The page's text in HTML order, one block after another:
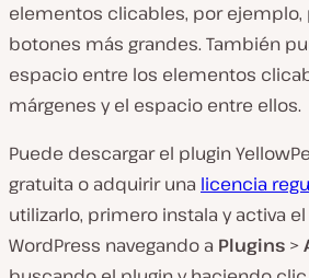
elementos clicables, por ejemplo,
botones más grandes. También
espacio entre los elementos
márgenes y el espacio entre ellos.
Puede descargar el plugin
gratuita o adquirir una licencia
utilizarlo, primero instala y activa
WordPress navegando a Plugins >